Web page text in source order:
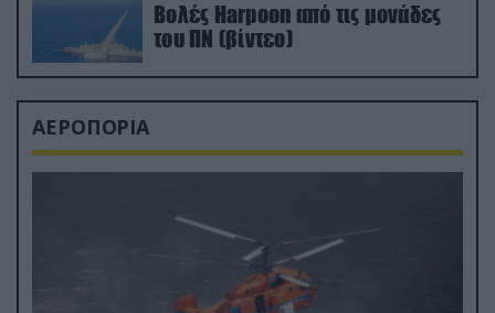
Βολές Harpoon από τις μονάδες
του ΠΝ (βίντεο)
ΑΕΡΟΠΟΡΙΑ